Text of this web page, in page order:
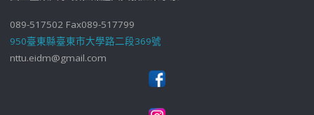
089-517502 Fax089-517799
950臺東縣臺東市大學路二段369號
nttu.eidm@gmail.com